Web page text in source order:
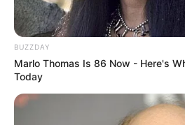
Tipp: Auch die umliegenden
bieten viele Möglichkeiten
Übernachten und zur
und alt. Ein Besuch lohnt
Informationen unter
Hier geht es zur
BUZZDAY
Marlo Thomas Is 86 Now - Here's
Today